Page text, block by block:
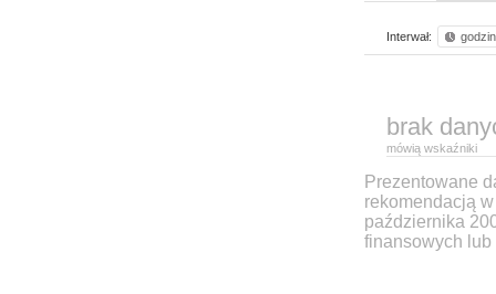
Interwał:
brak
mówią wskaźniki
Prezentowane
rekomendacją
października
finansowych lub